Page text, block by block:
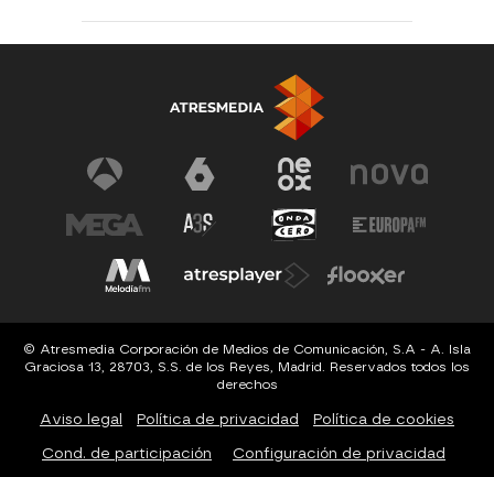
© Atresmedia Corporación de Medios de Comunicación, S.A - A. Isla
Graciosa 13, 28703, S.S. de los Reyes, Madrid. Reservados todos los
derechos
Aviso legal Política de privacidad Política de cookies
Cond. de participación Configuración de privacidad